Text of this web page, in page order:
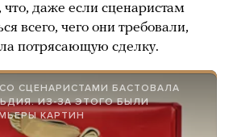
даже если сценаристам
всего, чего они требовали,
потрясающую сделку.
СЦЕНАРИСТАМИ БАСТОВАЛА
ИЗ-ЗА ЭТОГО БЫЛИ
КАРТИН